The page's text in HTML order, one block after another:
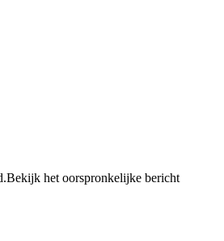
Bekijk het oorspronkelijke bericht